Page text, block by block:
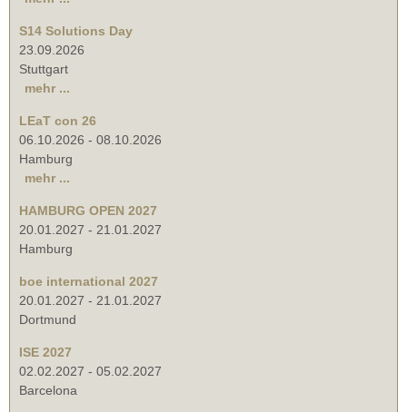
S14 Solutions Day
23.09.2026
Stuttgart
mehr ...
LEaT con 26
06.10.2026 - 08.10.2026
Hamburg
mehr ...
HAMBURG OPEN 2027
20.01.2027 - 21.01.2027
Hamburg
boe international 2027
20.01.2027 - 21.01.2027
Dortmund
ISE 2027
02.02.2027 - 05.02.2027
Barcelona